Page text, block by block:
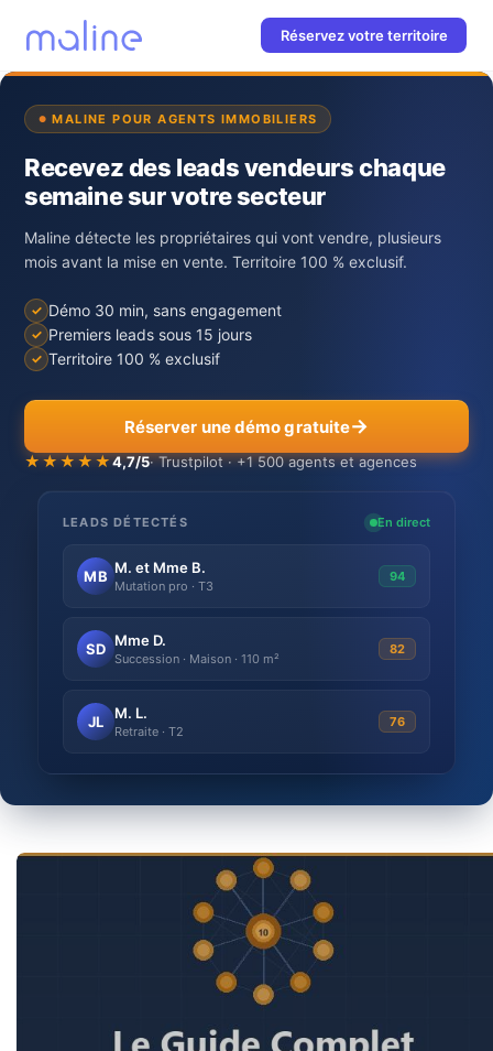
Réservez votre territoire
MALINE POUR AGENTS IMMOBILIERS
Recevez des leads vendeurs chaque
semaine sur votre secteur
Maline détecte les propriétaires qui vont vendre, plusieurs
mois avant la mise en vente. Territoire 100 % exclusif.
Démo 30 min, sans engagement
Premiers leads sous 15 jours
Territoire 100 % exclusif
Réserver une démo gratuite
★★★★★4,7/5· Trustpilot · +1 500 agents et agences
LEADS DÉTECTÉS En direct
MB
M. et Mme B.
Mutation pro · T3
94
SD
Mme D.
Succession · Maison · 110 m²
82
JL
M. L.
Retraite · T2
76